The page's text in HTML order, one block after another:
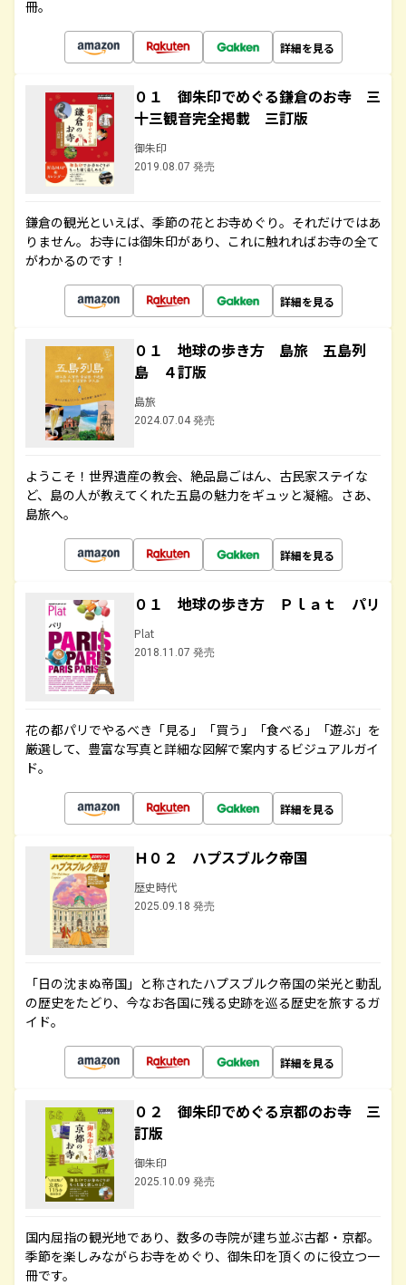
冊。
詳細を見る
０１ 御朱印でめぐる鎌倉のお寺 三
十三観音完全掲載 三訂版
御朱印
2019.08.07 発売
鎌倉の観光といえば、季節の花とお寺めぐり。それだけではあ
りません。お寺には御朱印があり、これに触れればお寺の全て
がわかるのです！
詳細を見る
０１ 地球の歩き方 島旅 五島列
島 ４訂版
島旅
2024.07.04 発売
ようこそ！世界遺産の教会、絶品島ごはん、古民家ステイな
ど、島の人が教えてくれた五島の魅力をギュッと凝縮。さあ、
島旅へ。
詳細を見る
０１ 地球の歩き方 Ｐｌａｔ パリ
Plat
2018.11.07 発売
花の都パリでやるべき「見る」「買う」「食べる」「遊ぶ」を
厳選して、豊富な写真と詳細な図解で案内するビジュアルガイ
ド。
詳細を見る
Ｈ０２ ハプスブルク帝国
歴史時代
2025.09.18 発売
「日の沈まぬ帝国」と称されたハプスブルク帝国の栄光と動乱
の歴史をたどり、今なお各国に残る史跡を巡る歴史を旅するガ
イド。
詳細を見る
０２ 御朱印でめぐる京都のお寺 三
訂版
御朱印
2025.10.09 発売
国内屈指の観光地であり、数多の寺院が建ち並ぶ古都・京都。
季節を楽しみながらお寺をめぐり、御朱印を頂くのに役立つ一
冊です。